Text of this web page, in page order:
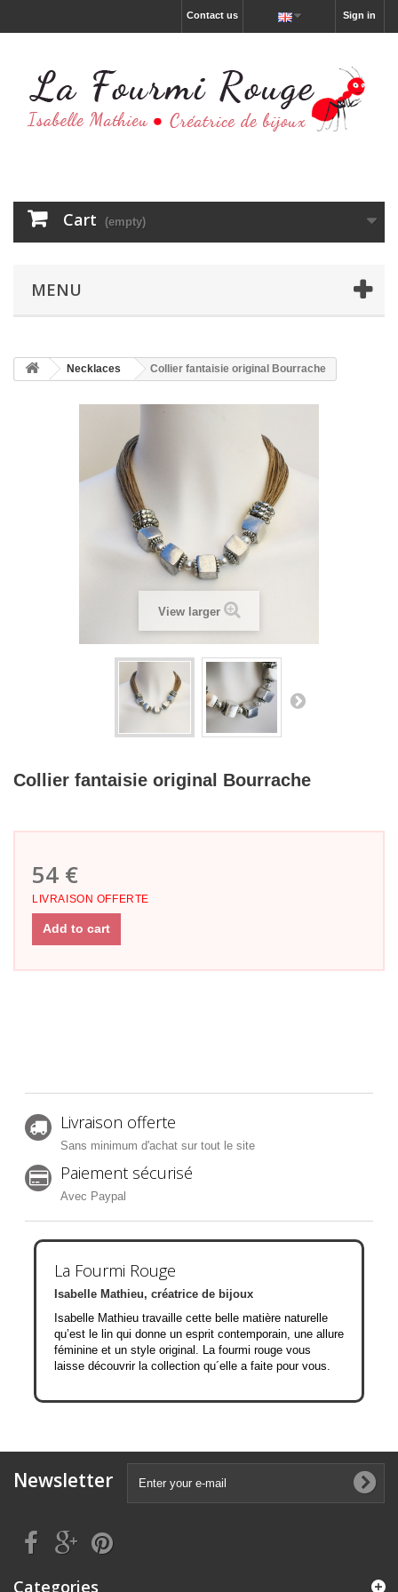
Sign in
Contact us
Cart (empty)
MENU
Necklaces Collier fantaisie original Bourrache
View larger
Collier fantaisie original Bourrache
54 €
LIVRAISON OFFERTE
Add to cart
Livraison offerte
Sans minimum d'achat sur tout le site
Paiement sécurisé
Avec Paypal
La Fourmi Rouge
Isabelle Mathieu, créatrice de bijoux
Isabelle Mathieu travaille cette belle matière naturelle
qu’est le lin qui donne un esprit contemporain, une allure
féminine et un style original. La fourmi rouge vous
laisse découvrir la collection qu´elle a faite pour vous.
Newsletter
Categories